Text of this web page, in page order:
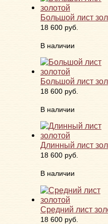
Большой лист
18 600 руб.
В наличии
Большой лист
18 600 руб.
В наличии
Длинный лист
18 600 руб.
В наличии
Средний лист
18 600 руб.